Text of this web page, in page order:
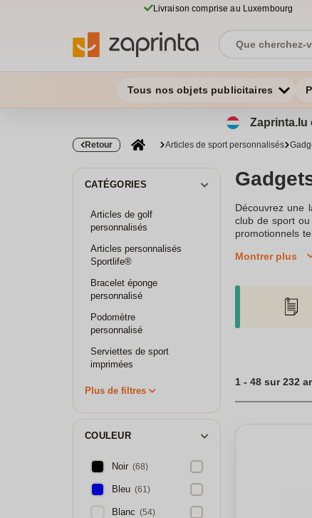
Livraison comprise au Luxembourg
Tous nos objets publicitaires
Zaprinta.lu
Retour Articles de sport personnalisés
CATÉGORIES
Articles de golf
personnalisés
Articles personnalisés
Sportlife®
Bracelet éponge
personnalisé
Podomètre
personnalisé
Serviettes de sport
imprimées
Plus de filtres
COULEUR
Noir (68)
Bleu (61)
Blanc (54)
Découvrez une
club de sport
promotionnels
fièrement votre
que les
des
sont conçus
Montrer plus
1 - 48 sur 232